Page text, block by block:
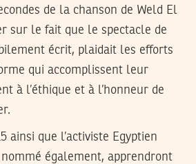
de la chanson de Weld El
sur le fait que le spectacle de
écrit, plaidait les efforts
qui accomplissent leur
à l’éthique et à l’honneur de
ainsi que l’activiste Egyptien
également, apprendront